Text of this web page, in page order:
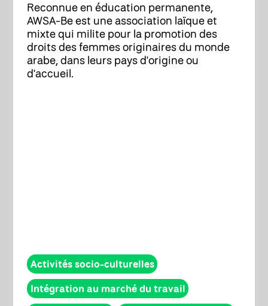
Reconnue en éducation permanente,
AWSA-Be est une association laïque et
mixte qui milite pour la promotion des
droits des femmes originaires du monde
arabe, dans leurs pays d'origine ou
d'accueil.
Activités socio-culturelles
Intégration au marché du travail